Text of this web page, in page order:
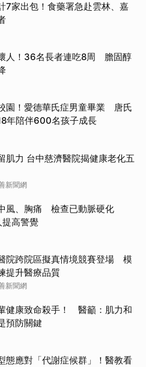
7家出包！食藥署急赴雲林、嘉
人！36名長者連吃8周 膽固醇
園！愛德華氏症男童畢業 唐氏
年陪伴600名孩子成長
肌力 台中慈濟醫院揭健康老化五
新聞網
風、胸痛 檢查已動脈硬化
高警覺
院跨院區擬真情境競賽登場 模
提升醫療品質
新聞網
健康致命殺手！ 醫籲：肌力和
預防關鍵
態應對「代謝症候群」！醫教看